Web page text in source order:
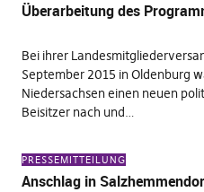
Überarbeitung des
Bei ihrer
September 2015 in Oldenburg
Niedersachsen einen neuen
Beisitzer nach und…
PRESSEMITTEILUNG
Anschlag in